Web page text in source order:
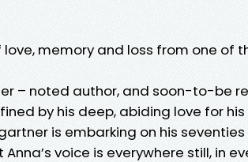
memory and loss from one of
– noted author, and soon-to-be
by his deep, abiding love for his
is embarking on his
voice is everywhere still, in